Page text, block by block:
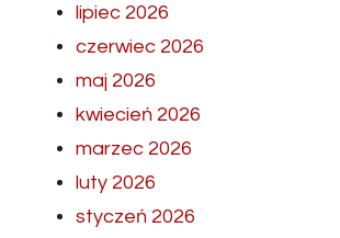
lipiec 2026
czerwiec 2026
maj 2026
kwiecień 2026
marzec 2026
luty 2026
styczeń 2026